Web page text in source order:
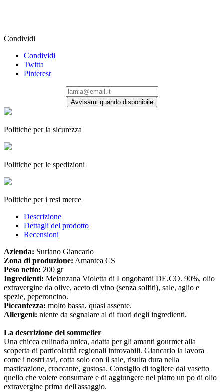
Condividi
Condividi
Twitta
Pinterest
Avvisami quando disponibile
Politiche per la sicurezza
Politiche per le spedizioni
Politiche per i resi merce
Descrizione
Dettagli del prodotto
Recensioni
Azienda: Suriano Giancarlo
Zona di produzione: Amantea CS
Peso netto: 200 gr
Ingredienti: Melanzana Violetta di Longobardi DE.CO. 90%, olio
extravergine da olive, aceto di vino (senza solfiti), sale, aglio e
spezie, peperoncino.
Piccantezza: molto bassa, quasi assente.
Allergeni: niente da segnalare al di fuori degli ingredienti.
La descrizione del sommelier
Una chicca culinaria unica, adatta per gli amanti gourmet alla
scoperta di particolarità regionali introvabili. Giancarlo la lavora
come i nostri avi, cotta solo con il sale, risulta dura nella
masticazione, croccante, gustosa. Consiglio di togliere dal vasetto
quello che volete consumare e di aggiungere nel piatto un po di olio
extravergine prima dell'assaggio.